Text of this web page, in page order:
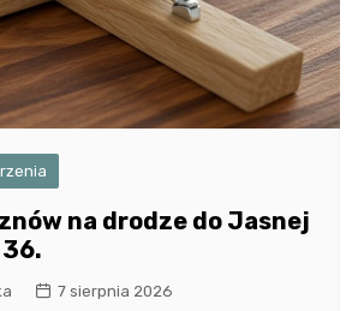
na drodze do Jasnej
7 sierpnia 2026